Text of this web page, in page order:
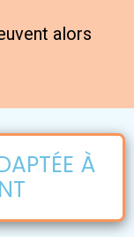
alors
À